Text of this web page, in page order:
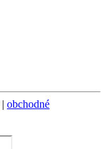
| obchodné